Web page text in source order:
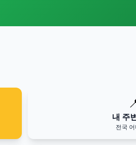
내 주
전국